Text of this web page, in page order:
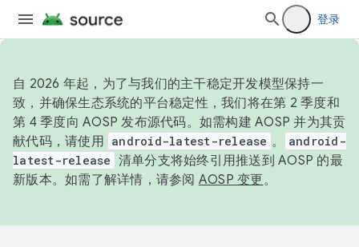
登录
自 2026 年起，为了与我们的主干稳定开发模型保持一
致，并确保生态系统的平台稳定性，我们将在第 2 季度和
第 4 季度向 AOSP 发布源代码。如需构建 AOSP 并为其贡
献代码，请使用 android-latest-release 。
android-
latest-release 清单分支将始终引用推送到 AOSP 的最
新版本。如需了解详情，请参阅 AOSP 变更。